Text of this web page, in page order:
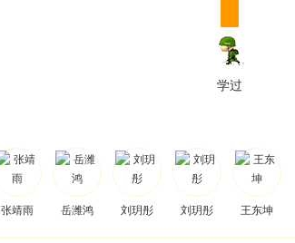
学过
张靖雨 岳潍鸿 刘玥彤 刘玥彤 王东坤